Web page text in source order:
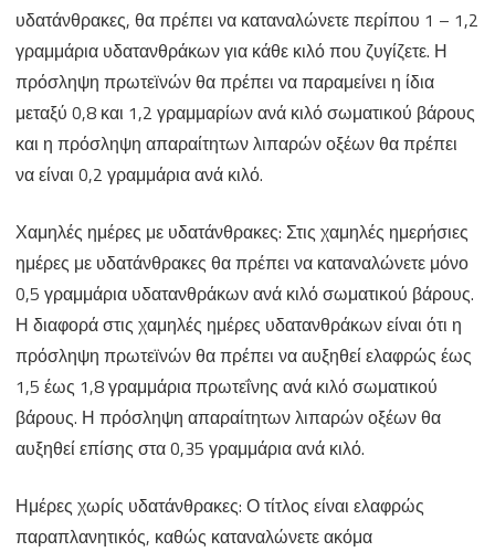
υδατάνθρακες, θα πρέπει να καταναλώνετε περίπου 1 – 1,2
γραμμάρια υδατανθράκων για κάθε κιλό που ζυγίζετε. Η
πρόσληψη πρωτεϊνών θα πρέπει να παραμείνει η ίδια
μεταξύ 0,8 και 1,2 γραμμαρίων ανά κιλό σωματικού βάρους
και η πρόσληψη απαραίτητων λιπαρών οξέων θα πρέπει
να είναι 0,2 γραμμάρια ανά κιλό.
Χαμηλές ημέρες με υδατάνθρακες: Στις χαμηλές ημερήσιες
ημέρες με υδατάνθρακες θα πρέπει να καταναλώνετε μόνο
0,5 γραμμάρια υδατανθράκων ανά κιλό σωματικού βάρους.
Η διαφορά στις χαμηλές ημέρες υδατανθράκων είναι ότι η
πρόσληψη πρωτεϊνών θα πρέπει να αυξηθεί ελαφρώς έως
1,5 έως 1,8 γραμμάρια πρωτεΐνης ανά κιλό σωματικού
βάρους. Η πρόσληψη απαραίτητων λιπαρών οξέων θα
αυξηθεί επίσης στα 0,35 γραμμάρια ανά κιλό.
Ημέρες χωρίς υδατάνθρακες: Ο τίτλος είναι ελαφρώς
παραπλανητικός, καθώς καταναλώνετε ακόμα